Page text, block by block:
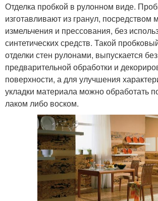
Отделка пробкой в рулонном виде.
изготавливают из гранул, посредством
измельчения и прессования, без
синтетических средств. Такой
отделки стен рулонами, выпускается без
предварительной обработки и
поверхности, а для улучшения
укладки материала можно обработать
лаком либо воском.